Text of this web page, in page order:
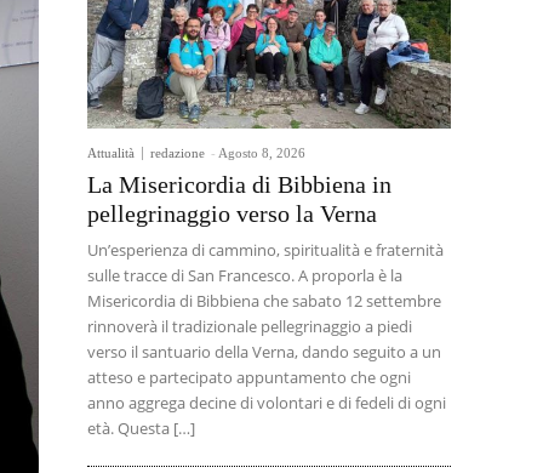
Attualità redazione - Agosto 8, 2026
La Misericordia di Bibbiena in
pellegrinaggio verso la Verna
Un’esperienza di cammino, spiritualità e fraternità
sulle tracce di San Francesco. A proporla è la
Misericordia di Bibbiena che sabato 12 settembre
rinnoverà il tradizionale pellegrinaggio a piedi
verso il santuario della Verna, dando seguito a un
atteso e partecipato appuntamento che ogni
anno aggrega decine di volontari e di fedeli di ogni
età. Questa […]